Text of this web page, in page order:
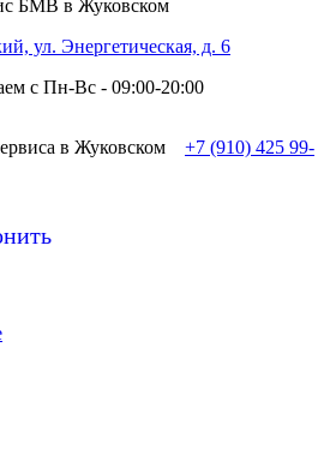
БМВ в Жуковском
ул. Энергетическая, д. 6
с Пн-Вc - 09:00-20:00
+7 (910) 425 99-